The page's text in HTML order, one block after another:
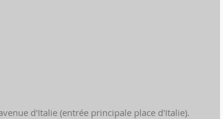
d'Italie (entrée principale place d'Italie).